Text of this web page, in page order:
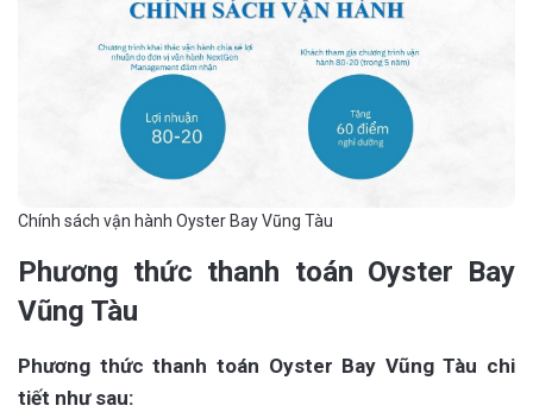
Chính sách vận hành Oyster Bay Vũng Tàu
Phương thức thanh toán Oyster Bay
Vũng Tàu
Phương thức thanh toán Oyster Bay Vũng Tàu chi
tiết như sau: